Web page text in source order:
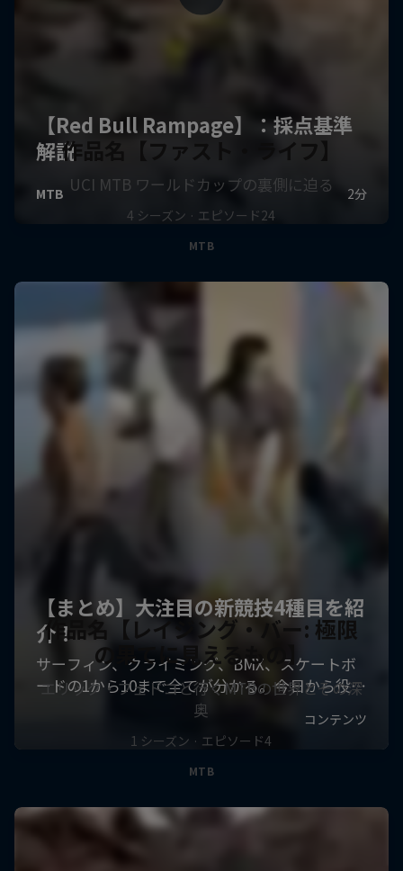
作品名【ファスト・ライフ】
UCI MTB ワールドカップの裏側に迫る
4 シーズン · エピソード24
MTB
作品名【レイジング・バー: 極限
の果てに見えるもの】
エリック・フェドコと行くMTBの世界とその深
奥
1 シーズン · エピソード4
MTB